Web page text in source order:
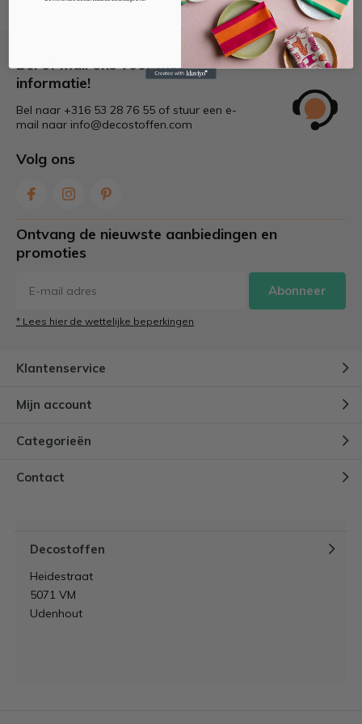
Bel of mail ons voor meer
informatie!
Bel naar +316 53 28 76 55 of stuur een e-
mail naar info@decostoffen.com
Volg ons
Ontvang de nieuwste aanbiedingen en
promoties
Abonneer
* Lees hier de wettelijke beperkingen
Klantenservice
Mijn account
Categorieën
Contact
Decostoffen
Heidestraat
5071 VM
Udenhout